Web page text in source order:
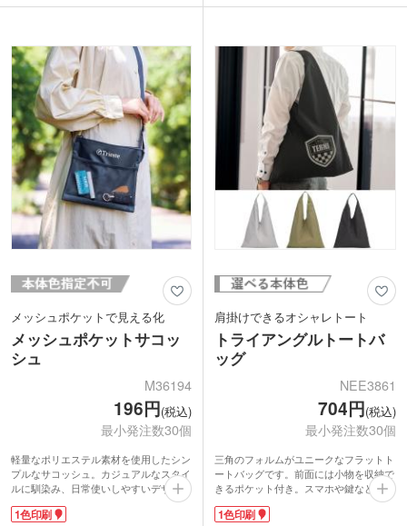
です。どなたにもお使いいただきやすい
アクティブシーンにもおすすめなサコッ
シュ。アウトドアブランドのノベルティ
やイベント用グッズなど幅広くご提案い
ただけます。
ンです。
メッシュポケットで見える化
メッシュポケットサコッ
シュ
M36194
196円(税込)
最小発注数30個
軽量なポリエステル素材を使用したシン
プルなサコッシュ。カジュアルなスタイ
ルに馴染み、日常使いしやすいデザイン
が魅力です。外側のメッシュポケットは
小物の収納や取り出しがスムーズ。本体
1色印刷
肩掛けできるオシャレトート
トライアングルトートバ
ッグ
NEE3861
704円(税込)
最小発注数30個
三角のフォルムがユニークなフラットト
ートバッグです。前面には小物を収納で
きるポケット付き。スマホや鍵などの出
し入れもスムーズです。内側には仕切り
もあります。長めのハンドルで肩掛け
1色印刷